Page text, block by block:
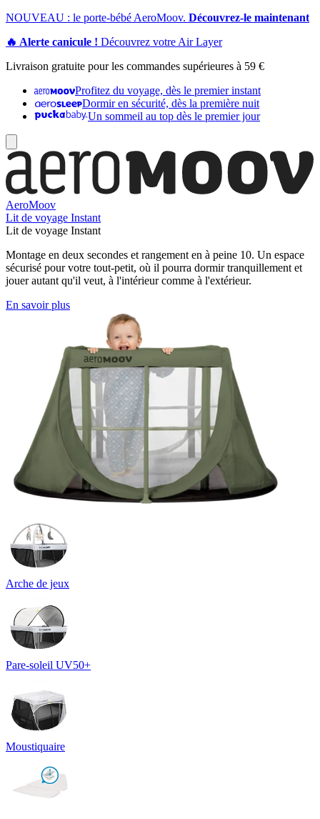
NOUVEAU : le porte-bébé AeroMoov. Découvrez-le maintenant
🔥 Alerte canicule ! Découvrez votre Air Layer
Livraison gratuite pour les commandes supérieures à 59 €
Profitez du voyage, dès le premier instant
Dormir en sécurité, dès la première nuit
Un sommeil au top dès le premier jour
AeroMoov
Lit de voyage Instant
Lit de voyage Instant
Montage en deux secondes et rangement en à peine 10. Un espace
sécurisé pour votre tout-petit, où il pourra dormir tranquillement et
jouer autant qu'il veut, à l'intérieur comme à l'extérieur.
En savoir plus
Arche de jeux
Pare-soleil UV50+
Moustiquaire